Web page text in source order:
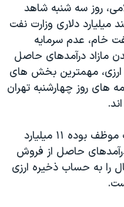
روز سه شنبه شاهد
میلیارد دلاری وزارت نفت
خام، عدم سرمایه
مازاد درآمدهای حاصل
مهمترین بخش های
های روز چهارشنبه تهران
بر اساس این گزارش، وزارت نفت موظف بوده ۱۱ میلیارد
درآمدهای حاصل از فروش
امسال را به حساب ذخیره ارزی